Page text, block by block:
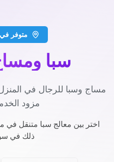
متوفر في
سبا
مساج وسبا للرجال في
مزود
اختر بين معالج سبا متنقل في
ذلك في